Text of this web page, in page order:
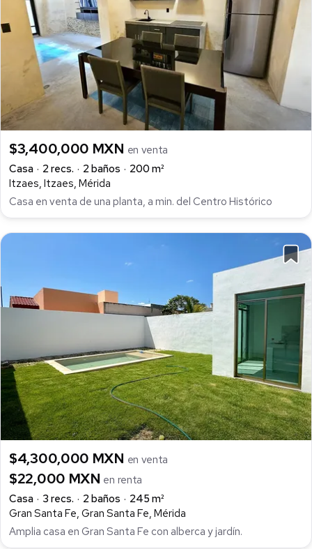
$3,400,000 MXN en venta
Casa
2 recs. 2 baños
200 m²
Itzaes, Itzaes, Mérida
Casa en venta de una planta, a min. del Centro Histórico
$4,300,000 MXN en venta
$22,000 MXN en renta
Casa
3 recs. 2 baños
245 m²
Gran Santa Fe, Gran Santa Fe, Mérida
Amplia casa en Gran Santa Fe con alberca y jardín.